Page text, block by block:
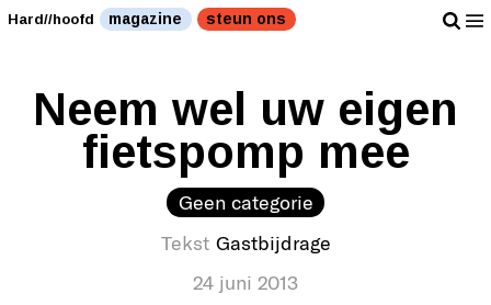
Hard//hoofd magazine steun ons
Neem wel uw eigen
fietspomp mee
Geen categorie
Tekst Gastbijdrage
24 juni 2013